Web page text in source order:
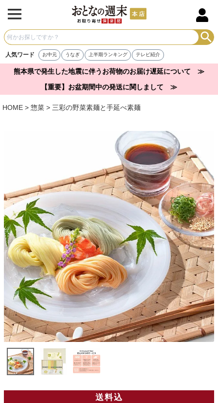
人気ワード お中元 うなぎ 上半期ランキング テレビ紹介
熊本県で発生した地震に伴うお荷物のお届け遅延について ≫
【重要】お盆期間中の発送に関しまして ≫
HOME 惣菜 三彩の野菜素麺と手延べ素麺
送料込